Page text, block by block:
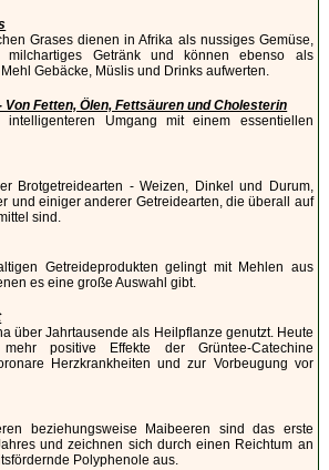
Grases dienen in Afrika als nussiges Gemüse,
Getränk und können ebenso als
Gebäcke, Müslis und Drinks aufwerten.
Fetten, Ölen, Fettsäuren und Cholesterin
Umgang mit einem essentiellen
Brotgetreidearten - Weizen, Dinkel und Durum,
und einiger anderer Getreidearten, die überall auf
sind.
Getreideprodukten gelingt mit Mehlen aus
es eine große Auswahl gibt.
über Jahrtausende als Heilpflanze genutzt. Heute
positive Effekte der Grüntee-Catechine
Herzkrankheiten und zur Vorbeugung vor
beziehungsweise Maibeeren sind das erste
und zeichnen sich durch einen Reichtum an
Polyphenole aus.